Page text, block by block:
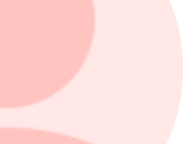
2,2% för jämförelseindex.
potential.
tillväxtfas: ”Goda